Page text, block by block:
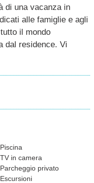
di una vacanza in
alle famiglie e agli
il mondo
dal residence. Vi
Piscina
TV in camera
Parcheggio privato
Escursioni